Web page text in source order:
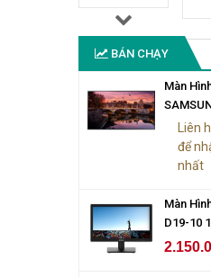
BÁN CHẠY
Màn
Liên
để
nhất
Màn
D19-10